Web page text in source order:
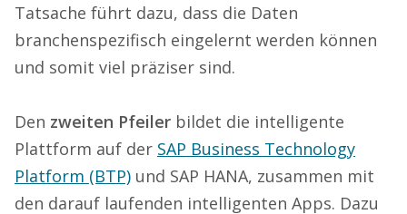
Tatsache führt dazu, dass die Daten
branchenspezifisch eingelernt werden können
und somit viel präziser sind.
Den zweiten Pfeiler bildet die intelligente
Plattform auf der SAP Business Technology
Platform (BTP) und SAP HANA, zusammen mit
den darauf laufenden intelligenten Apps. Dazu